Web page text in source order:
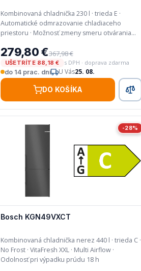
Kombinovaná chladnička 230 l · trieda E ·
Automatické odmrazovanie chladiaceho
priestoru · Možnosť zmeny smeru otvárania
energie 11,5 h
279,80 €367,98 €
UŠETRÍTE 88,18 €
s DPH · doprava zdarma
do 14 prac. dní
U Vás25. 08.
DO KOŠÍKA
-28%
Bosch KGN49VXCT
Kombinovaná chladnička nerez 440 l · trieda C ·
No Frost · VitaFresh XXL · Multi Airflow ·
Odolnosť pri výpadku prúdu 18 h